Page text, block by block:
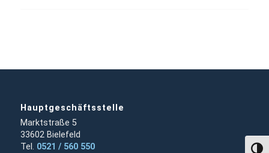
Hauptgeschäftsstelle
Marktstraße 5
33602 Bielefeld
Tel. 0521 / 560 550